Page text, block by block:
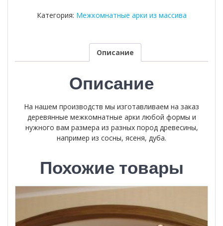
Категория: Межкомнатные арки из массива
Описание
Описание
На нашем производств мы изготавливаем на заказ
деревянные межкомнатные арки любой формы и
нужного вам размера из разных пород древесины,
например из сосны, ясеня, дуба.
Похожие товары